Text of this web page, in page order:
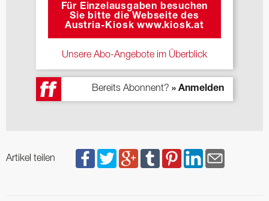
Für Einzelausgaben besuchen
Sie bitte die Webseite des
Austria-Kiosk www.kiosk.at
Unsere Abo-Angebote im Überblick
Bereits Abonnent? » Anmelden
Artikel teilen